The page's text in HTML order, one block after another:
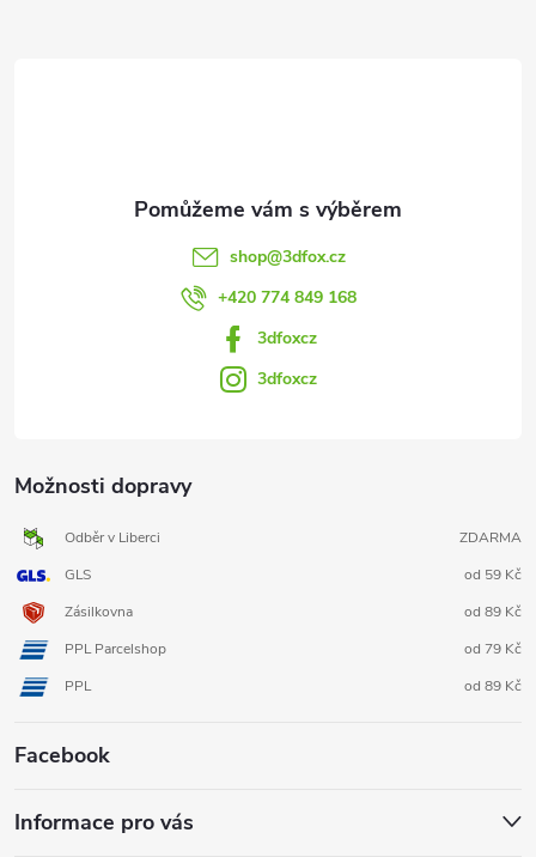
Možnosti dopravy
Odběr v Liberci
ZDARMA
GLS
od 59 Kč
Zásilkovna
od 89 Kč
PPL Parcelshop
od 79 Kč
PPL
od 89 Kč
Facebook
Informace pro vás
shop@3dfox.cz
+420 774 849 168
3dfoxcz
3dfoxcz